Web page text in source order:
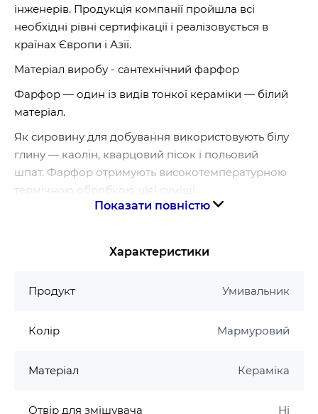
інженерів. Продукція компанії пройшла всі
необхідні рівні сертифікації і реалізовується в
країнах Європи і Азії.
Матеріал виробу - сантехнічний фарфор
Фарфор — один із видів тонкої кераміки — білий
матеріал.
Як сировину для добування використовують білу
глину — каолін, кварцовий пісок і польовий
шпат. Фарфор отримують високотемпературною
термічною обробкою цієї суміші.
механічну міцність, термостійкість,
Гарантія виробника на умивальник Mixxus
Гарантія 10 років
Показати повністю
Характеристики
Продукт Умивальник
Колір Мармуровий
Матеріал Кераміка
Отвір для змішувача Ні